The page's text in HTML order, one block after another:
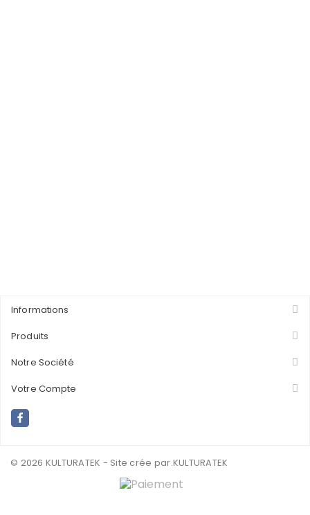
Informations
Produits
Notre Société
Votre Compte
© 2026 KULTURATEK - Site crée par.KULTURATEK